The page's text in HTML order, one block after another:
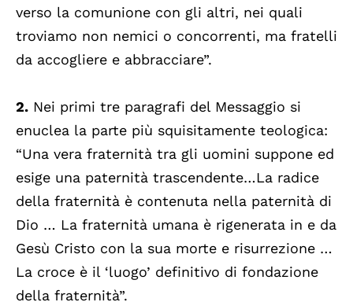
verso la comunione con gli altri, nei quali
troviamo non nemici o concorrenti, ma fratelli
da accogliere e abbracciare”.
2. Nei primi tre paragrafi del Messaggio si
enuclea la parte più squisitamente teologica:
“Una vera fraternità tra gli uomini suppone ed
esige una paternità trascendente…La radice
della fraternità è contenuta nella paternità di
Dio … La fraternità umana è rigenerata in e da
Gesù Cristo con la sua morte e risurrezione …
La croce è il ‘luogo’ definitivo di fondazione
della fraternità”.